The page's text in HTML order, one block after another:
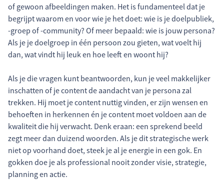
of gewoon afbeeldingen maken. Het is fundamenteel dat je
begrijpt waarom en voor wie je het doet: wie is je doelpubliek,
-groep of -community? Of meer bepaald: wie is jouw persona?
Als je je doelgroep in één persoon zou gieten, wat voelt hij
dan, wat vindt hij leuk en hoe leeft en woont hij?
Als je die vragen kunt beantwoorden, kun je veel makkelijker
inschatten of je content de aandacht van je persona zal
trekken. Hij moet je content nuttig vinden, er zijn wensen en
behoeften in herkennen én je content moet voldoen aan de
kwaliteit die hij verwacht. Denk eraan: een sprekend beeld
zegt meer dan duizend woorden. Als je dit strategische werk
niet op voorhand doet, steek je al je energie in een gok. En
gokken doe je als professional nooit zonder visie, strategie,
planning en actie.